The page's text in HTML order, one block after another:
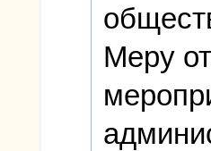
Меру